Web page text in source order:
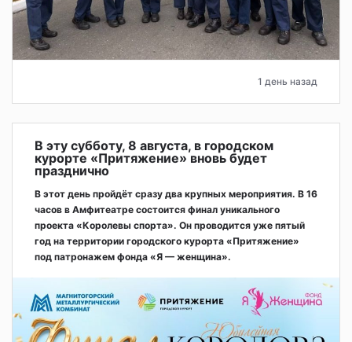
1 день назад
В эту субботу, 8 августа, в городском
курорте «Притяжение» вновь будет
празднично
В этот день пройдёт сразу два крупных мероприятия. В 16
часов в Амфитеатре состоится финал уникального
проекта «Королевы спорта». Он проводится уже пятый
год на территории городского курорта «Притяжение»
под патронажем фонда «Я — женщина».